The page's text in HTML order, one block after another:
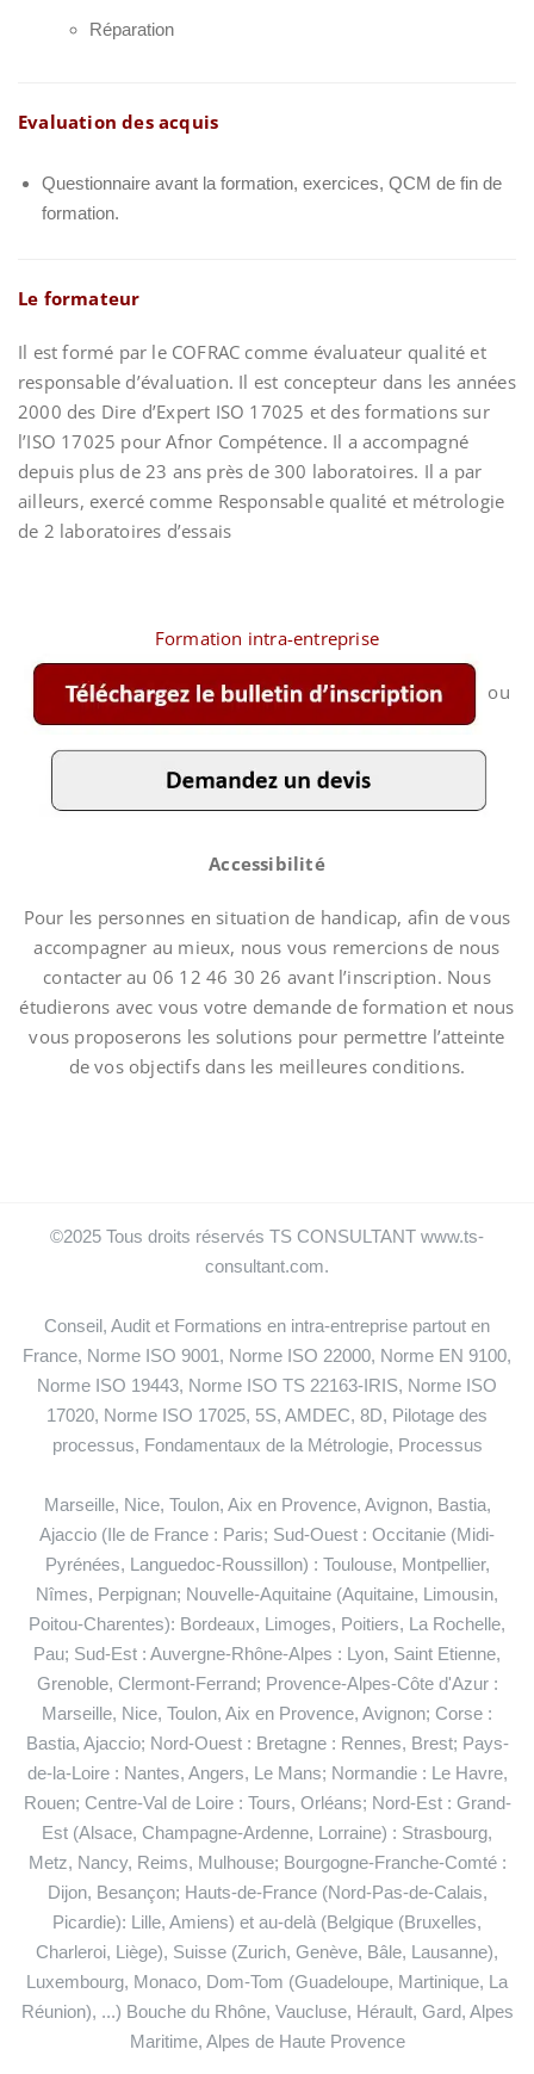
Réparation
Evaluation des acquis
Questionnaire avant la formation, exercices, QCM de fin de
formation.
Le formateur
Il est formé par le COFRAC comme évaluateur qualité et
responsable d’évaluation. Il est concepteur dans les années
2000 des Dire d’Expert ISO 17025 et des formations sur
l’ISO 17025 pour Afnor Compétence. Il a accompagné
depuis plus de 23 ans près de 300 laboratoires. Il a par
ailleurs, exercé comme Responsable qualité et métrologie
de 2 laboratoires d’essais
Formation intra-entreprise
ou
Accessibilité
Pour les personnes en situation de handicap, afin de vous
accompagner au mieux, nous vous remercions de nous
contacter au 06 12 46 30 26 avant l’inscription. Nous
étudierons avec vous votre demande de formation et nous
vous proposerons les solutions pour permettre l’atteinte
de vos objectifs dans les meilleures conditions.
©2025 Tous droits réservés TS CONSULTANT www.ts-
consultant.com.
Conseil, Audit et Formations en intra-entreprise partout en
France, Norme ISO 9001, Norme ISO 22000, Norme EN 9100,
Norme ISO 19443, Norme ISO TS 22163-IRIS, Norme ISO
17020, Norme ISO 17025, 5S, AMDEC, 8D, Pilotage des
processus, Fondamentaux de la Métrologie, Processus
Marseille, Nice, Toulon, Aix en Provence, Avignon, Bastia,
Ajaccio (Ile de France : Paris; Sud-Ouest : Occitanie (Midi-
Pyrénées, Languedoc-Roussillon) : Toulouse, Montpellier,
Nîmes, Perpignan; Nouvelle-Aquitaine (Aquitaine, Limousin,
Poitou-Charentes): Bordeaux, Limoges, Poitiers, La Rochelle,
Pau; Sud-Est : Auvergne-Rhône-Alpes : Lyon, Saint Etienne,
Grenoble, Clermont-Ferrand; Provence-Alpes-Côte d'Azur :
Marseille, Nice, Toulon, Aix en Provence, Avignon; Corse :
Bastia, Ajaccio; Nord-Ouest : Bretagne : Rennes, Brest; Pays-
de-la-Loire : Nantes, Angers, Le Mans; Normandie : Le Havre,
Rouen; Centre-Val de Loire : Tours, Orléans; Nord-Est : Grand-
Est (Alsace, Champagne-Ardenne, Lorraine) : Strasbourg,
Metz, Nancy, Reims, Mulhouse; Bourgogne-Franche-Comté :
Dijon, Besançon; Hauts-de-France (Nord-Pas-de-Calais,
Picardie): Lille, Amiens) et au-delà (Belgique (Bruxelles,
Charleroi, Liège), Suisse (Zurich, Genève, Bâle, Lausanne),
Luxembourg, Monaco, Dom-Tom (Guadeloupe, Martinique, La
Réunion), ...) Bouche du Rhône, Vaucluse, Hérault, Gard, Alpes
Maritime, Alpes de Haute Provence